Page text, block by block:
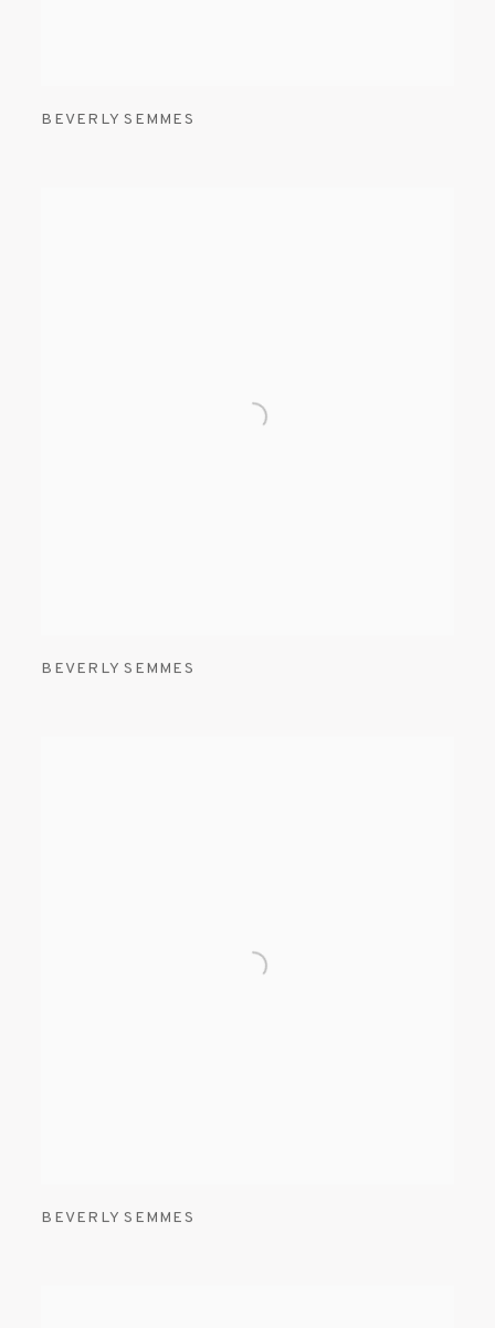
BEVERLY SEMMES
BEVERLY SEMMES
BEVERLY SEMMES